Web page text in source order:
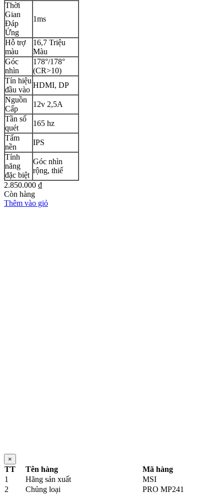
1ms
trợ
16,7 Triệu
178°/178°
(CR>10)
hiệu
vào
HDMI, DP
12v 2,5A
số
165 hz
IPS
biệt
Góc nhìn
rộng, thiế
₫
hàng
vào giỏ
×
TT Tên hàng
Mã hàng
1
Hãng sản xuất
MSI
2
Chủng loại
PRO MP241